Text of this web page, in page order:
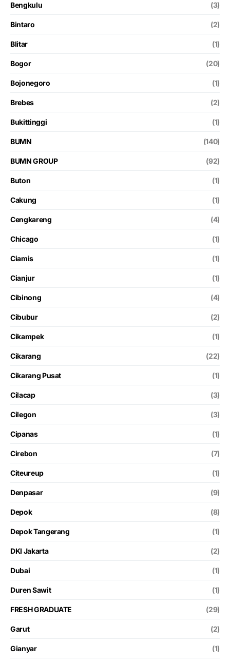
Bengkulu (3)
Bintaro (2)
Blitar (1)
Bogor (20)
Bojonegoro (1)
Brebes (2)
Bukittinggi (1)
BUMN (140)
BUMN GROUP (92)
Buton (1)
Cakung (1)
Cengkareng (4)
Chicago (1)
Ciamis (1)
Cianjur (1)
Cibinong (4)
Cibubur (2)
Cikampek (1)
Cikarang (22)
Cikarang Pusat (1)
Cilacap (3)
Cilegon (3)
Cipanas (1)
Cirebon (7)
Citeureup (1)
Denpasar (9)
Depok (8)
Depok Tangerang (1)
DKI Jakarta (2)
Dubai (1)
Duren Sawit (1)
FRESH GRADUATE (29)
Garut (2)
Gianyar (1)